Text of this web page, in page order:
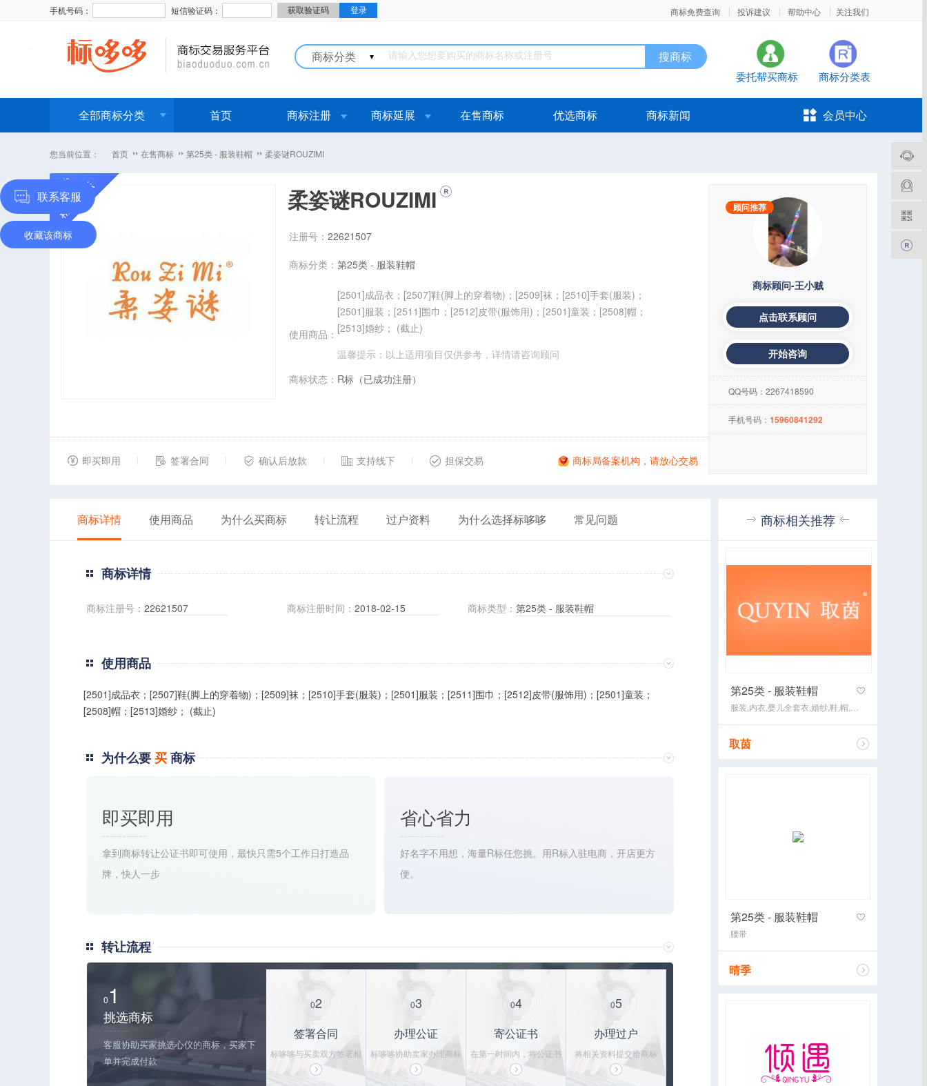
手机号码： 短信验证码： 商标免费查询 | 投诉建议 | 帮助中心 | 关注我们
商标分类
商标分类表
委托帮买商标
全部商标分类 首页 商标注册 商标延展 在售商标 优选商标 商标新闻 会员中心
您当前位置： 首页 在售商标 第25类 - 服装鞋帽 柔姿谜ROUZIMI
柔姿谜ROUZIMI
注册号： 22621507
商标分类： 第25类 - 服装鞋帽
使用商品：
[2501]成品衣；[2507]鞋(脚上的穿着物)；[2509]袜；[2510]手套(服装)；
[2501]服装；[2511]围巾；[2512]皮带(服饰用)；[2501]童装；[2508]帽；
[2513]婚纱； (截止)
温馨提示：以上适用项目仅供参考，详情请咨询顾问
商标状态： R标（已成功注册）
即买即用 签署合同 确认后放款 支持线下 担保交易 商标局备案机构，请放心交易
顾问推荐
商标顾问-王小贼
点击联系顾问
开始咨询
QQ号码： 2267418590
手机号码： 15960841292
商标详情 使用商品 为什么买商标 转让流程 过户资料 为什么选择标哆哆 常见问题
商标详情
商标注册号： 22621507 商标注册时间： 2018-02-15 商标类型： 第25类 - 服装鞋帽
使用商品
[2501]成品衣；[2507]鞋(脚上的穿着物)；[2509]袜；[2510]手套(服装)；[2501]服装；[2511]围巾；[2512]皮带(服饰用)；[2501]童装；
[2508]帽；[2513]婚纱； (截止)
为什么要买商标
即买即用
拿到商标转让公证书即可使用，最快只需5个工作日打造品
牌，快人一步
省心省力
好名字不用想，海量R标任您挑。用R标入驻电商，开店更方
便。
转让流程
0 1
挑选商标
客服协助买家挑选心仪的商标，买家下
单并完成付款
02
签署合同
标哆哆与买卖双方签署相
关协议和法律合同，保护
交易安全
03
办理公证
标哆哆协助卖家办理商标
转让公证书，一般需要3-
5个工作日
04
寄公证书
在第一时间内，将公证书
寄给买家，买家拿到公证
书后，即可使用商标
05
办理过户
将相关资料提交给商标
局，并持续跟进过户手续
的办理，直到过户完成
商标相关推荐
第25类 - 服装鞋帽
取茵
第25类 - 服装鞋帽
腰带
晴季
联系客服
收藏该商标